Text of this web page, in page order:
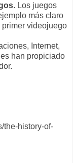
. Los juegos
más claro
videojuego
Internet,
han propiciado
the-history-of-